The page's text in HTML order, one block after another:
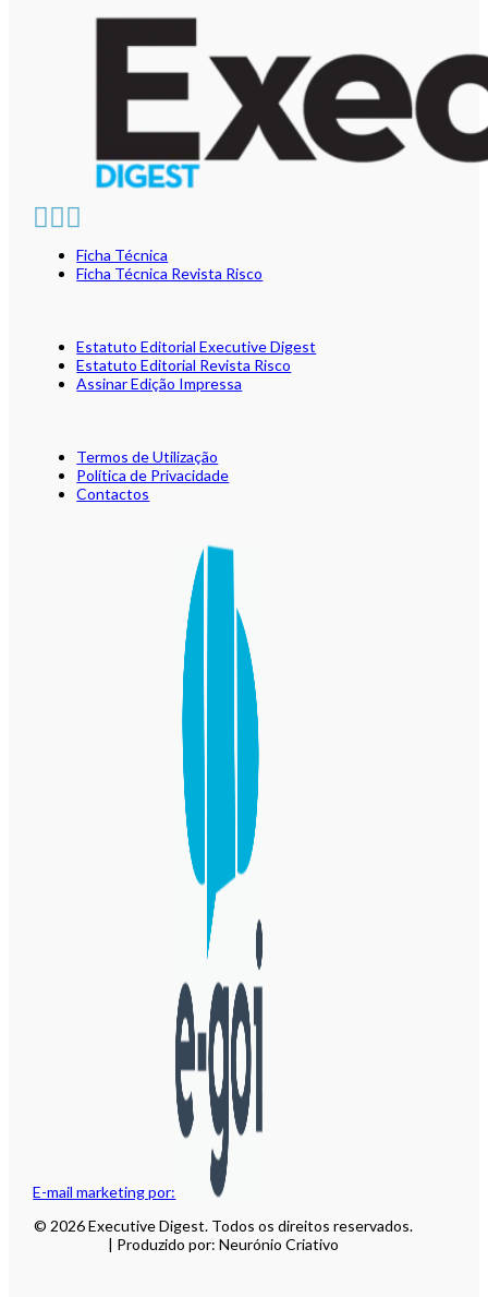
E-mail marketing por:
Ficha Técnica
Ficha Técnica Revista Risco
Estatuto Editorial Executive Digest
Estatuto Editorial Revista Risco
Assinar Edição Impressa
Termos de Utilização
Política de Privacidade
Contactos
© 2026 Executive Digest. Todos os direitos reservados.
| Produzido por: Neurónio Criativo